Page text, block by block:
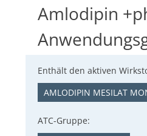
Amlodipin
Enthält den aktiven
AMLODIPIN MESILAT
ATC-Gruppe: